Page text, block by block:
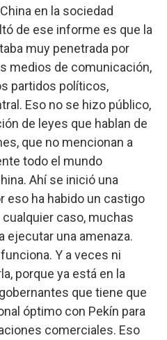
en la sociedad
de ese informe es que la
muy penetrada por
medios de comunicación,
partidos políticos,
Eso no se hizo público,
de leyes que hablan de
que no mencionan a
todo el mundo
Ahí se inició una
eso ha habido un castigo
caso, muchas
ejecutar una amenaza.
Y a veces ni
porque ya está en la
que tiene que
óptimo con Pekín para
comerciales. Eso